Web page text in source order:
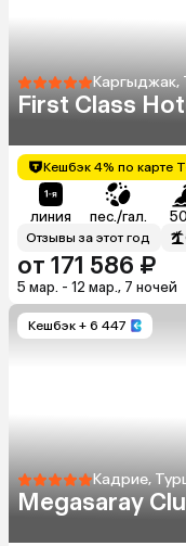
Каргыджак,
First Class
Кешбэк 4% по карте
линия пес./гал.
Отзывы за этот год
от 171 586 ₽
5 мар. - 12 мар., 7 ночей
Кешбэк + 6 447
Кадрие,
Megasaray